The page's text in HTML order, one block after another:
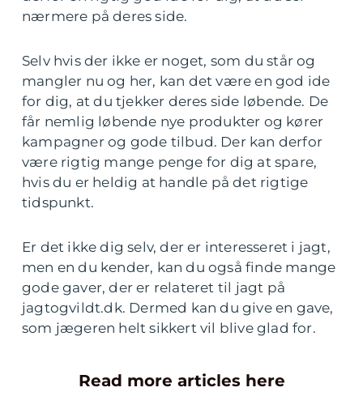
nærmere på deres side.
Selv hvis der ikke er noget, som du står og
mangler nu og her, kan det være en god ide
for dig, at du tjekker deres side løbende. De
får nemlig løbende nye produkter og kører
kampagner og gode tilbud. Der kan derfor
være rigtig mange penge for dig at spare,
hvis du er heldig at handle på det rigtige
tidspunkt.
Er det ikke dig selv, der er interesseret i jagt,
men en du kender, kan du også finde mange
gode gaver, der er relateret til jagt på
jagtogvildt.dk. Dermed kan du give en gave,
som jægeren helt sikkert vil blive glad for.
Read more articles here